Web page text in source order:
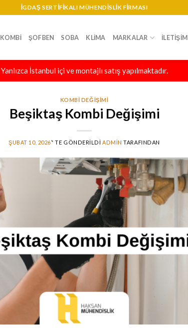
IGDAŞ SERTIFIKALI MÜHENDISLIK FIRMASI
KOMBI ŞOFBEN SOBA KLIMA MARKALAR İLETIŞIM
Yanlızca İstanbul içi ve montajlı satış yapılmaktadır.
KOMBI DEĞIŞIMI
Beşiktaş Kombi Değişimi
ŞUBAT 10, 2026’' TE GÖNDERILDI ADMIN TARAFINDAN